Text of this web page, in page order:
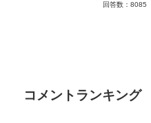
回答数：8085
コメントランキング